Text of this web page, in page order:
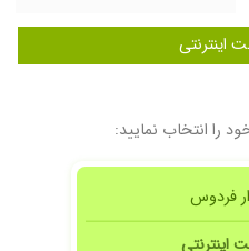
اینترنتی
را انتخاب نمایید:
فردوس
اینترنتی